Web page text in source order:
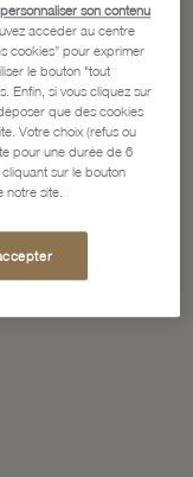
son contenu
accéder au centre
cookies” pour exprimer
le bouton "tout
Enfin, si vous cliquez sur
que des cookies
Votre choix (refus ou
pour une durée de 6
sur le bouton
site.